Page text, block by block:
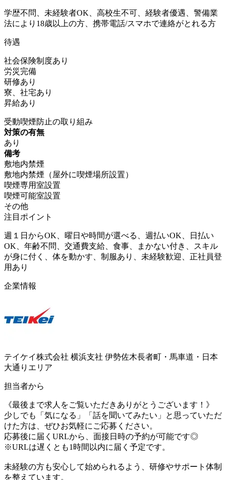
学歴不問、未経験者OK、高校生不可、経験者優遇、警備業
法により18歳以上の方、携帯電話/スマホで連絡がとれる方
待遇
社会保険制度あり
労災完備
研修あり
寮、社宅あり
昇給あり
受動喫煙防止の取り組み
対策の有無
あり
備考
敷地内禁煙
敷地内禁煙（屋外に喫煙場所設置）
喫煙専用室設置
喫煙可能室設置
その他
注目ポイント
週１日からOK、曜日や時間が選べる、週払いOK、日払い
OK、年齢不問、交通費支給、食事、まかない付き、スキル
が身に付く、体を動かす、制服あり、未経験歓迎、正社員登
用あり
企業情報
テイケイ株式会社 横浜支社 伊勢佐木長者町・馬車道・日本
大通りエリア
担当者から
《最後まで求人をご覧いただきありがとうございます！》
少しでも「気になる」「話を聞いてみたい」と思っていただ
けた方は、ぜひお気軽にご応募ください。
応募後に届くURLから、面接日時の予約が可能です◎
※URLは遅くとも1時間以内に届く予定です。
未経験の方も安心して始められるよう、研修やサポート体制
を整えています。